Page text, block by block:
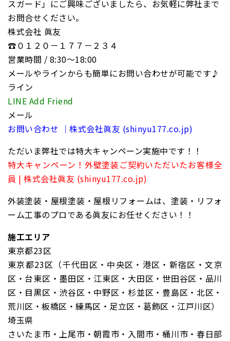
スガード」にご興味ございましたら、お気軽に弊社まで
お問合せください。
株式会社 眞友
☎０１２０－１７７－２３４
営業時間 / 8:30〜18:00
メールやラインからも簡単にお問い合わせが可能です♪
ライン
LINE Add Friend
メール
お問い合わせ ｜株式会社眞友 (shinyu177.co.jp)
ただいま弊社では特大キャンペーン実施中です！！
特大キャンペーン！外壁塗装ご契約いただいたお客様全
員 | 株式会社眞友 (shinyu177.co.jp)
外装塗装・屋根塗装・屋根リフォームは、塗装・リフォ
ーム工事のプロである眞友にお任せください！！
施工エリア
東京都23区
東京都23区（千代田区・中央区・港区・新宿区・文京
区・台東区・墨田区・江東区・大田区・世田谷区・品川
区・目黒区・渋谷区・中野区・杉並区・豊島区・北区・
荒川区・板橋区・練馬区・足立区・葛飾区・江戸川区）
埼玉県
さいたま市・上尾市・朝霞市・入間市・桶川市・春日部